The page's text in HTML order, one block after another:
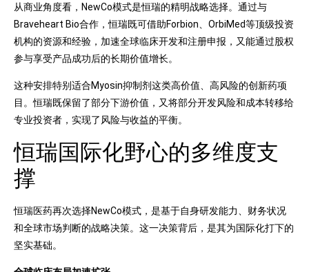
从商业角度看，NewCo模式是恒瑞的精明战略选择。通过与
Braveheart Bio合作，恒瑞既可借助Forbion、OrbiMed等顶级投资
机构的资源和经验，加速全球临床开发和注册申报，又能通过股权
参与享受产品成功后的长期价值增长。
这种安排特别适合Myosin抑制剂这类高价值、高风险的创新药项
目。恒瑞既保留了部分下游价值，又将部分开发风险和成本转移给
专业投资者，实现了风险与收益的平衡。
恒瑞国际化野心的多维度支
撑
恒瑞医药再次选择NewCo模式，是基于自身研发能力、财务状况
和全球市场判断的战略决策。这一决策背后，是其为国际化打下的
坚实基础。